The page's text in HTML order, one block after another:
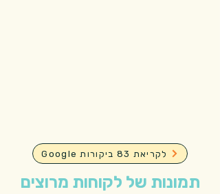
Google לקריאת 83 ביקורות
תמונות של לקוחות מרוצים